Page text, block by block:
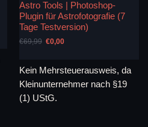
Astro Tools | Photoshop-
Plugin für Astrofotografie (7
Tage Testversion)
€69,99 Ursprünglicher
€0,00Aktueller
Kein Mehrsteuerausweis, da
Kleinunternehmer nach §19
(1) UStG.